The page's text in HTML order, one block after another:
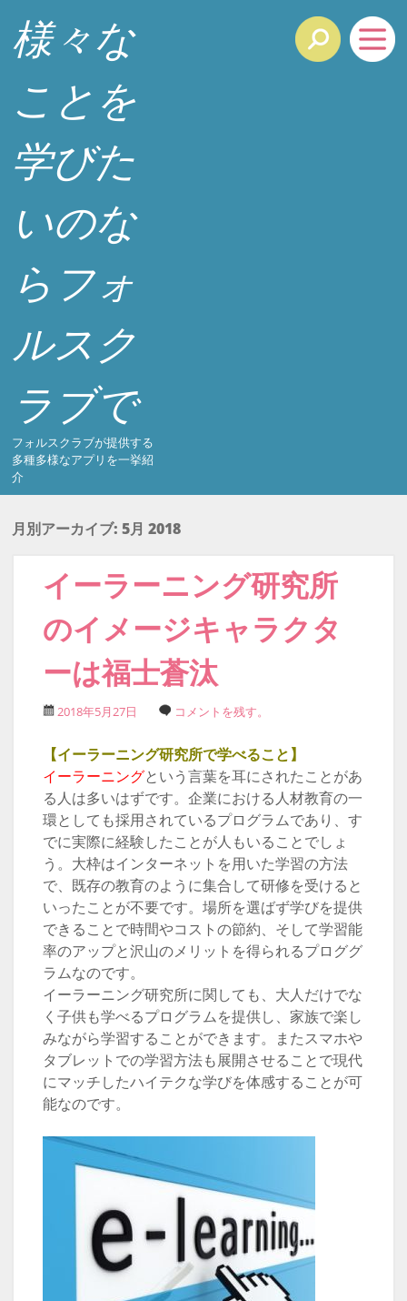
様々な
ことを
学びた
いのな
らフォ
ルスク
ラブで
フォルスクラブが提供する
多種多様なアプリを一挙紹
介
月別アーカイブ: 5月 2018
イーラーニング研究所
のイメージキャラクタ
ーは福士蒼汰
2018年5月27日 コメントを残す。
【イーラーニング研究所で学べること】
イーラーニングという言葉を耳にされたことがあ
る人は多いはずです。企業における人材教育の一
環としても採用されているプログラムであり、す
でに実際に経験したことが人もいることでしょ
う。大枠はインターネットを用いた学習の方法
で、既存の教育のように集合して研修を受けると
いったことが不要です。場所を選ばず学びを提供
できることで時間やコストの節約、そして学習能
率のアップと沢山のメリットを得られるプロググ
ラムなのです。
イーラーニング研究所に関しても、大人だけでな
く子供も学べるプログラムを提供し、家族で楽し
みながら学習することができます。またスマホや
タブレットでの学習方法も展開させることで現代
にマッチしたハイテクな学びを体感することが可
能なのです。